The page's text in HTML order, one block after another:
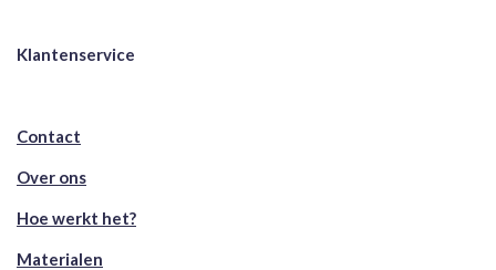
Klantenservice
Contact
Over ons
Hoe werkt het?
Materialen